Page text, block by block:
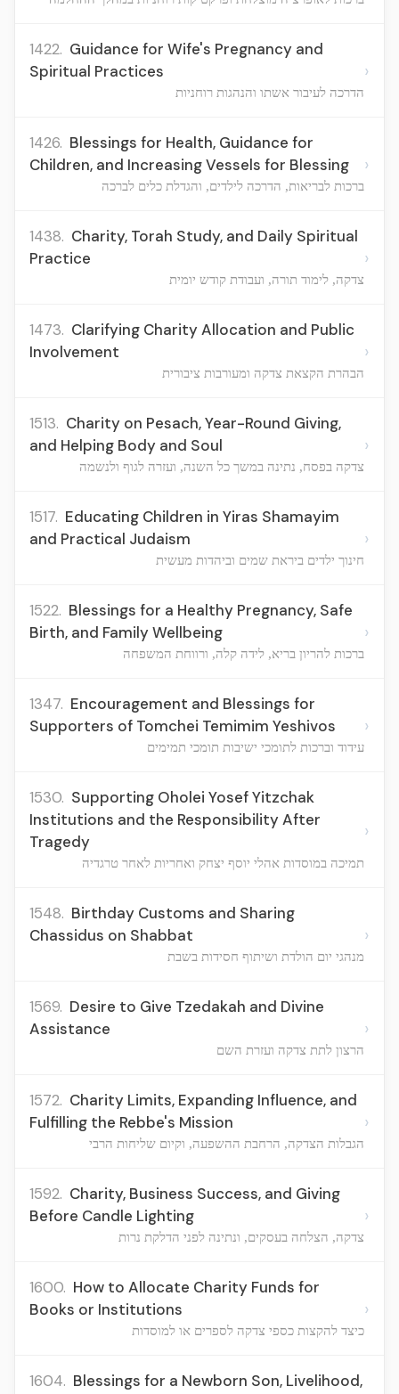
1422. Guidance for Wife's Pregnancy and
Spiritual Practices
הדרכה לעיבור אשתו והנהגות רוחניות
›
1426. Blessings for Health, Guidance for
Children, and Increasing Vessels for Blessing
ברכות לבריאות, הדרכה לילדים, והגדלת כלים לברכה
›
1438. Charity, Torah Study, and Daily Spiritual
Practice
צדקה, לימוד תורה, ועבודת קודש יומית
›
1473. Clarifying Charity Allocation and Public
Involvement
הבהרת הקצאת צדקה ומעורבות ציבורית
›
1513. Charity on Pesach, Year-Round Giving,
and Helping Body and Soul
צדקה בפסח, נתינה במשך כל השנה, ועזרה לגוף ולנשמה
›
1517. Educating Children in Yiras Shamayim
and Practical Judaism
חינוך ילדים ביראת שמים וביהדות מעשית
›
1522. Blessings for a Healthy Pregnancy, Safe
Birth, and Family Wellbeing
ברכות להריון בריא, לידה קלה, ורווחת המשפחה
›
1347. Encouragement and Blessings for
Supporters of Tomchei Temimim Yeshivos
עידוד וברכות לתומכי ישיבות תומכי תמימים
›
1530. Supporting Oholei Yosef Yitzchak
Institutions and the Responsibility After
Tragedy
תמיכה במוסדות אהלי יוסף יצחק ואחריות לאחר טרגדיה
›
1548. Birthday Customs and Sharing
Chassidus on Shabbat
מנהגי יום הולדת ושיתוף חסידות בשבת
›
1569. Desire to Give Tzedakah and Divine
Assistance
הרצון לתת צדקה ועזרת השם
›
1572. Charity Limits, Expanding Influence, and
Fulfilling the Rebbe's Mission
הגבלות הצדקה, הרחבת ההשפעה, וקיום שליחות הרבי
›
1592. Charity, Business Success, and Giving
Before Candle Lighting
צדקה, הצלחה בעסקים, ונתינה לפני הדלקת נרות
›
1600. How to Allocate Charity Funds for
Books or Institutions
כיצד להקצות כספי צדקה לספרים או למוסדות
›
1604. Blessings for a Newborn Son, Livelihood,